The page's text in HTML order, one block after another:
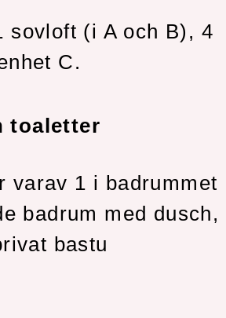
sovloft (i A och B), 4
C.
toaletter
varav 1 i badrummet
badrum med dusch,
bastu